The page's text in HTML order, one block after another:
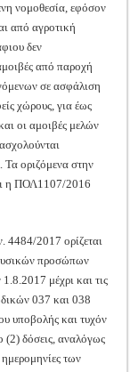
νομοθεσία, εφόσον
από αγροτική
δεν
από παροχή
σε ασφάλιση
χώρους, για έως
οι αμοιβές μελών
Τα οριζόμενα στην
η ΠΟΛ1107/2016
4484/2017 ορίζεται
προσώπων
μέχρι και τις
037 και 038
υποβολής και τυχόν
(2) δόσεις, αναλόγως
των